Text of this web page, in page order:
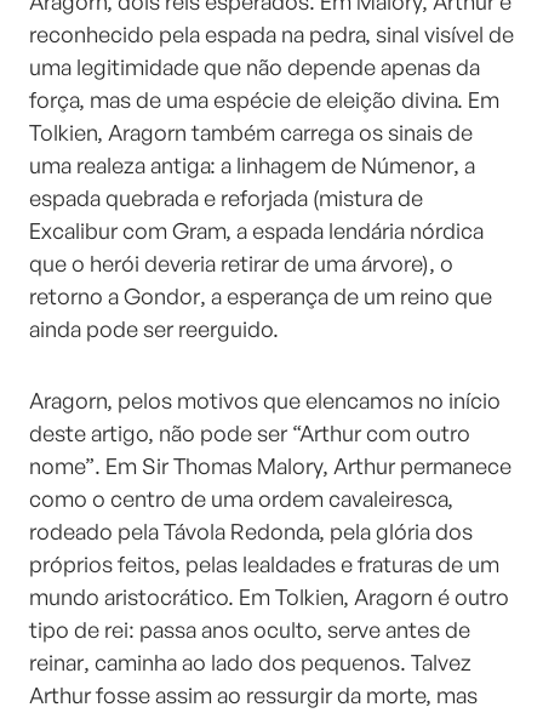
reconhecido pela espada na pedra, sinal visível de
uma legitimidade que não depende apenas da
força, mas de uma espécie de eleição divina. Em
Tolkien, Aragorn também carrega os sinais de
uma realeza antiga: a linhagem de Númenor, a
espada quebrada e reforjada (mistura de
Excalibur com Gram, a espada lendária nórdica
que o herói deveria retirar de uma árvore), o
retorno a Gondor, a esperança de um reino que
ainda pode ser reerguido.
Aragorn, pelos motivos que elencamos no início
deste artigo, não pode ser “Arthur com outro
nome”. Em Sir Thomas Malory, Arthur permanece
como o centro de uma ordem cavaleiresca,
rodeado pela Távola Redonda, pela glória dos
próprios feitos, pelas lealdades e fraturas de um
mundo aristocrático. Em Tolkien, Aragorn é outro
tipo de rei: passa anos oculto, serve antes de
reinar, caminha ao lado dos pequenos. Talvez
Arthur fosse assim ao ressurgir da morte, mas